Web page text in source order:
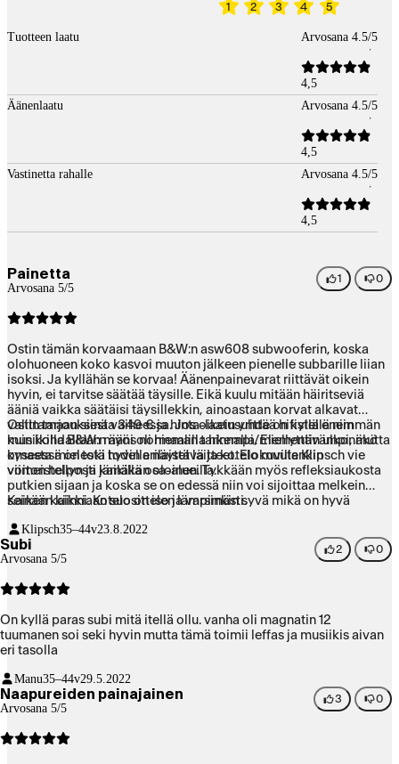
1 2 3 4 5
Tuotteen laatu Arvosana 4.5/5
4,5
Äänenlaatu
Arvosana 4.5/5
4,5
Vastinetta rahalle
Arvosana 4.5/5
4,5
Painetta
Arvosana 5/5
1 0
Ostin tämän korvaamaan B&W:n asw608 subwooferin, koska
olohuoneen koko kasvoi muuton jälkeen pienelle subbarille liian
isoksi. Ja kyllähän se korvaa! Äänenpainevarat riittävät oikein
hyvin, ei tarvitse säätää täysille. Eikä kuulu mitään häiritseviä
ääniä vaikka säätäisi täysillekkin, ainoastaan korvat alkavat
valittamaan siinä vaiheessa. Jos oikein yrittää hifistellä niin
musiikilla B&W:n ääni oli hieman tarkempi/miellyttävämpi, mutta
kyseessä on toki hyvin erilaiset laitteet. Elokuvilla Klipsch vie
voiton helposti kaikilla osa-alueilla.
Ostin tarjouksesta 349 € ja hinta-laatusuhde on kyllä enemmän
kuin kohdallaan myös normaalilla hinnalla. Elementin ulkonäkö
omasta mielestä todella näyttävä ja kotelo muutenkin
viimeistellyn ja jämäkän oloinen. Tykkään myös refleksiaukosta
putkien sijaan ja koska se on edessä niin voi sijoittaa melkein
seinään kiinni. Kotelo on iso ja varsinkin syvä mikä on hyvä
lähde liikkumaan kovempaakaan soitettaessa mitä edellinen
subwoofer teki.
Kaiken kaikkiaan suosittelen lämpimästi.
Klipsch35–44v23.8.2022
Subi
Arvosana 5/5
2 0
On kyllä paras subi mitä itellä ollu. vanha oli magnatin 12
tuumanen soi seki hyvin mutta tämä toimii leffas ja musiikis aivan
eri tasolla
Manu35–44v29.5.2022
Naapureiden painajainen
Arvosana 5/5
3 0